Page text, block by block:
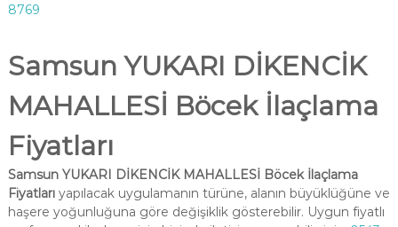
8769
Samsun YUKARI DİKENCİK
MAHALLESİ Böcek İlaçlama
Fiyatları
Samsun YUKARI DİKENCİK MAHALLESİ Böcek İlaçlama
Fiyatlarıyapılacak uygulamanın türüne, alanın büyüklüğüne ve
haşere yoğunluğuna göre değişiklik gösterebilir. Uygun fiyatlı